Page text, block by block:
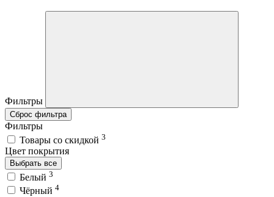
Фильтры
Сброс фильтра
Фильтры
Товары со скидкой 3
Цвет покрытия
Выбрать все
Белый 3
Чёрный 4